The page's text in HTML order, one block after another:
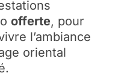
offerte, pour
l’ambiance
oriental